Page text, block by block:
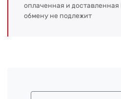
оплаченная и доставленная
обмену не подлежит